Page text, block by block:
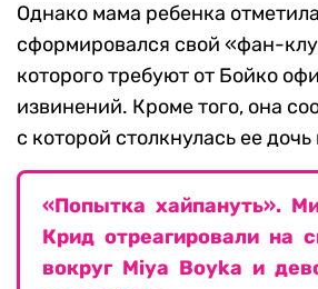
Однако мама ребенка
сформировался свой «фан-
которого требуют от Бойко
извинений. Кроме того, она
с которой столкнулась ее
«Попытка хайпануть».
Крид отреагировали на
вокруг Miya Boyka и